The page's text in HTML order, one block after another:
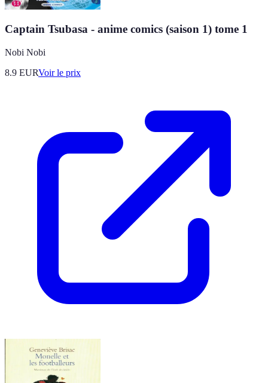
Captain Tsubasa - anime comics (saison 1) tome 1
Nobi Nobi
8.9 EURVoir le prix